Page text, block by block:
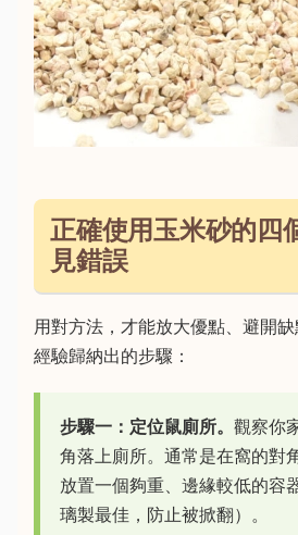
正確使用玉米砂的四
見錯誤
用對方法，才能放大優點、避開
經驗歸納出的步驟：
步驟一：定位鼠廁所。 觀察你
角落上廁所。通常是在窩的對
放置一個夠重、邊緣較低的容
璃製最佳，防止被掀翻）。